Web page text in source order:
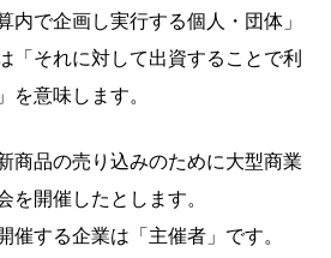
内で企画し実行する個人・団体」
「それに対して出資することで利
を意味します。
商品の売り込みのために大型商業
を開催したとします。
催する企業は「主催者」です。